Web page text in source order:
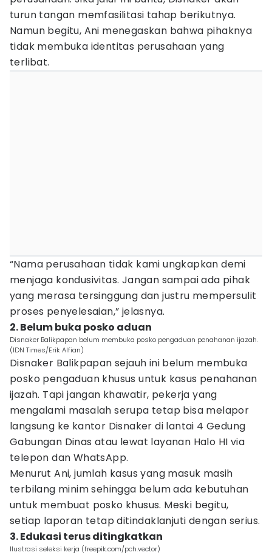
turun tangan memfasilitasi tahap berikutnya.
Namun begitu, Ani menegaskan bahwa pihaknya
tidak membuka identitas perusahaan yang
terlibat.
“Nama perusahaan tidak kami ungkapkan demi
menjaga kondusivitas. Jangan sampai ada pihak
yang merasa tersinggung dan justru mempersulit
proses penyelesaian,” jelasnya.
2. Belum buka posko aduan
Disnaker Balikpapan belum membuka posko pengaduan penahanan ijazah.
(IDN Times/Erik Alfian)
Disnaker Balikpapan sejauh ini belum membuka
posko pengaduan khusus untuk kasus penahanan
ijazah. Tapi jangan khawatir, pekerja yang
mengalami masalah serupa tetap bisa melapor
langsung ke kantor Disnaker di lantai 4 Gedung
Gabungan Dinas atau lewat layanan Halo HI via
telepon dan WhatsApp.
Menurut Ani, jumlah kasus yang masuk masih
terbilang minim sehingga belum ada kebutuhan
untuk membuat posko khusus. Meski begitu,
setiap laporan tetap ditindaklanjuti dengan serius.
3. Edukasi terus ditingkatkan
Ilustrasi seleksi kerja (freepik.com/pch.vector)